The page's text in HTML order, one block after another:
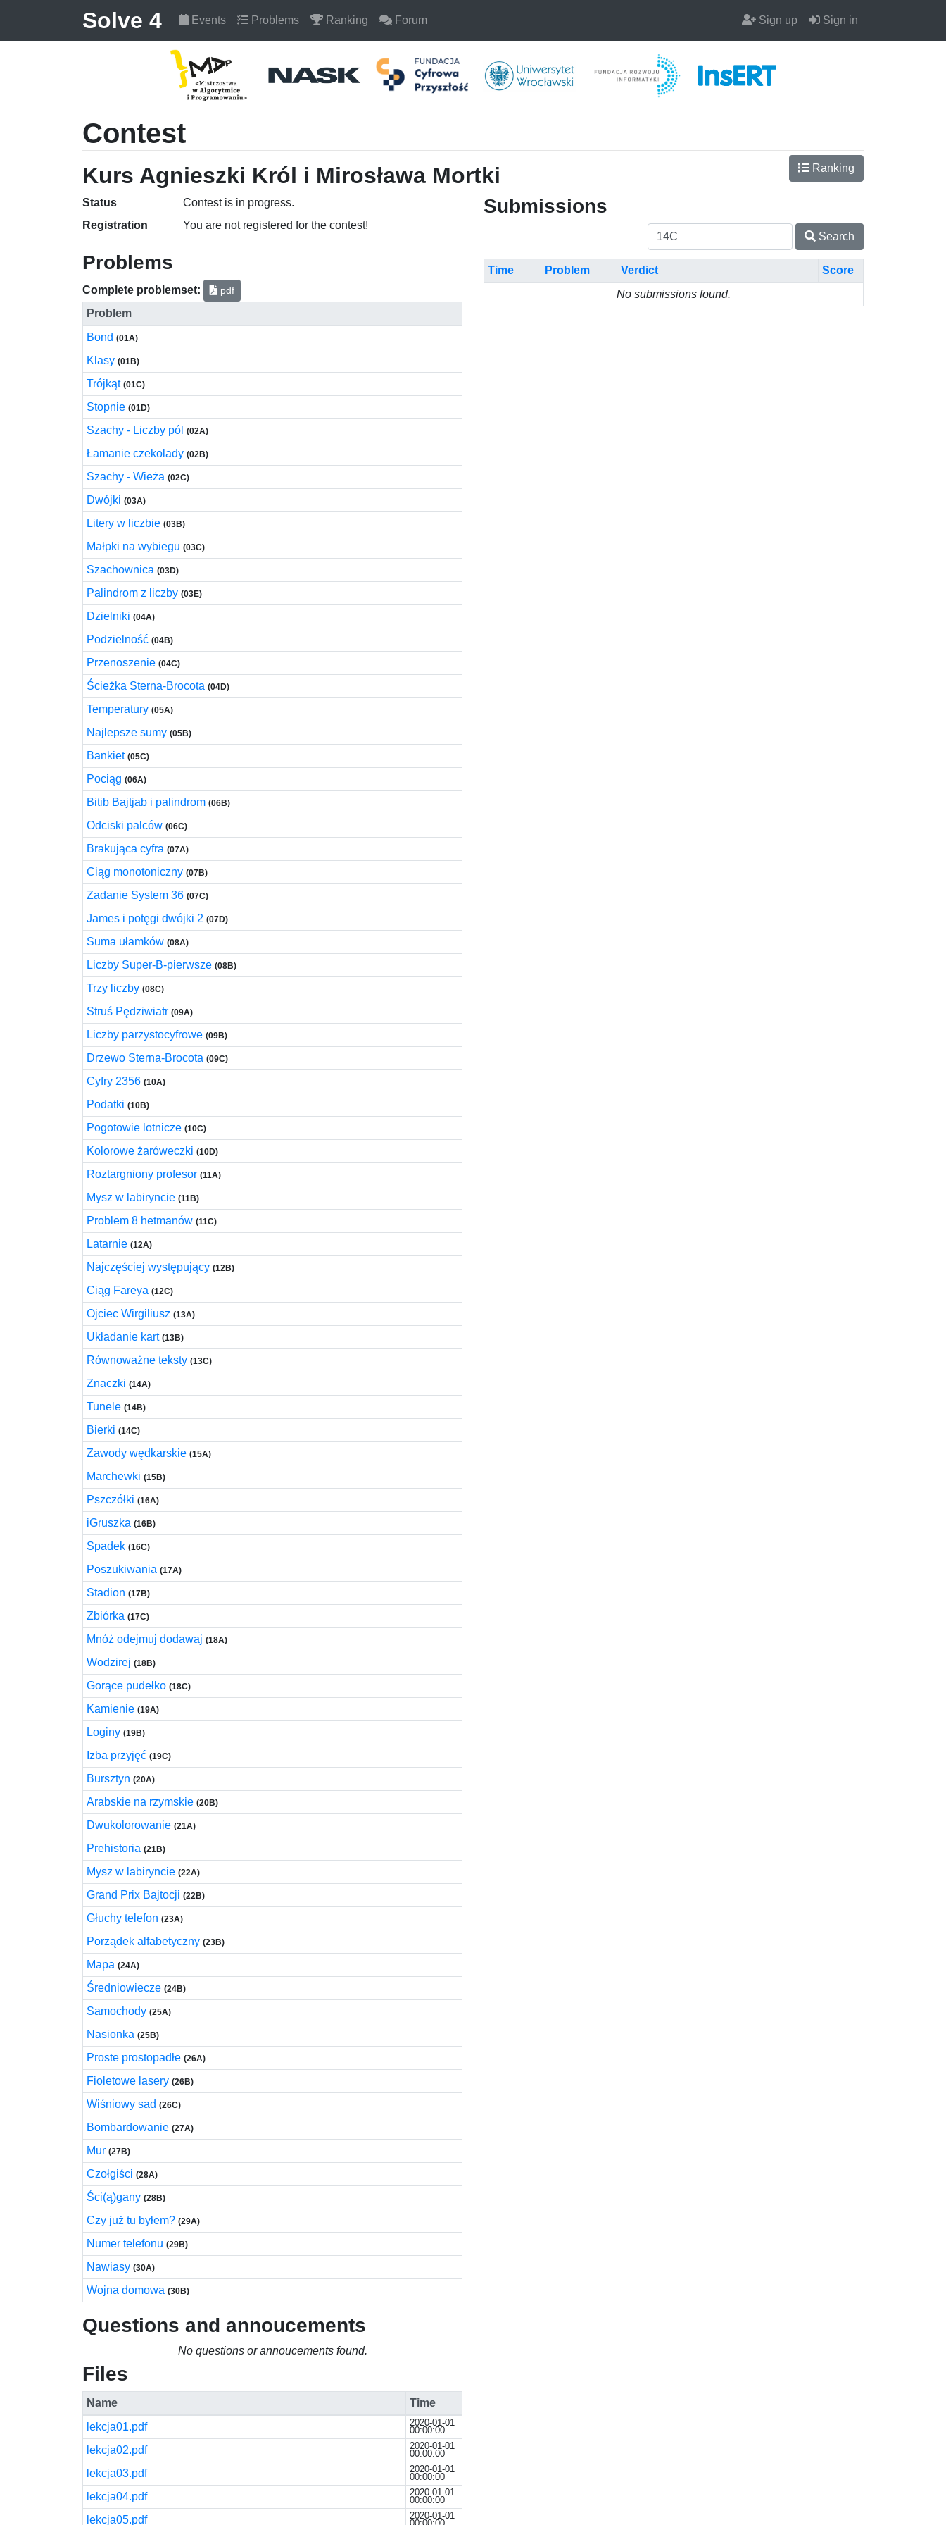
Solve 4 Events Problems Ranking Forum Sign up Sign in
Contest
Kurs Agnieszki Król i Mirosława Mortki Ranking
Status
Contest is in progress.
Registration
You are not registered for the contest!
Problems
Complete problemset: pdf
Problem
Bond (01A)
Klasy (01B)
Trójkąt (01C)
Stopnie (01D)
Szachy - Liczby pól (02A)
Łamanie czekolady (02B)
Szachy - Wieża (02C)
Dwójki (03A)
Litery w liczbie (03B)
Małpki na wybiegu (03C)
Szachownica (03D)
Palindrom z liczby (03E)
Dzielniki (04A)
Podzielność (04B)
Przenoszenie (04C)
Ścieżka Sterna-Brocota (04D)
Temperatury (05A)
Najlepsze sumy (05B)
Bankiet (05C)
Pociąg (06A)
Bitib Bajtjab i palindrom (06B)
Odciski palców (06C)
Brakująca cyfra (07A)
Ciąg monotoniczny (07B)
Zadanie System 36 (07C)
James i potęgi dwójki 2 (07D)
Suma ułamków (08A)
Liczby Super-B-pierwsze (08B)
Trzy liczby (08C)
Struś Pędziwiatr (09A)
Liczby parzystocyfrowe (09B)
Drzewo Sterna-Brocota (09C)
Cyfry 2356 (10A)
Podatki (10B)
Pogotowie lotnicze (10C)
Kolorowe żaróweczki (10D)
Roztargniony profesor (11A)
Mysz w labiryncie (11B)
Problem 8 hetmanów (11C)
Latarnie (12A)
Najczęściej występujący (12B)
Ciąg Fareya (12C)
Ojciec Wirgiliusz (13A)
Układanie kart (13B)
Równoważne teksty (13C)
Znaczki (14A)
Tunele (14B)
Bierki (14C)
Zawody wędkarskie (15A)
Marchewki (15B)
Pszczółki (16A)
iGruszka (16B)
Spadek (16C)
Poszukiwania (17A)
Stadion (17B)
Zbiórka (17C)
Mnóż odejmuj dodawaj (18A)
Wodzirej (18B)
Gorące pudełko (18C)
Kamienie (19A)
Loginy (19B)
Izba przyjęć (19C)
Bursztyn (20A)
Arabskie na rzymskie (20B)
Dwukolorowanie (21A)
Prehistoria (21B)
Mysz w labiryncie (22A)
Grand Prix Bajtocji (22B)
Głuchy telefon (23A)
Porządek alfabetyczny (23B)
Mapa (24A)
Średniowiecze (24B)
Samochody (25A)
Nasionka (25B)
Proste prostopadłe (26A)
Fioletowe lasery (26B)
Wiśniowy sad (26C)
Bombardowanie (27A)
Mur (27B)
Czołgiści (28A)
Ści(ą)gany (28B)
Czy już tu byłem? (29A)
Numer telefonu (29B)
Nawiasy (30A)
Wojna domowa (30B)
Questions and annoucements
No questions or annoucements found.
Files
Name
Time
lekcja01.pdf
2020-01-01
00:00:00
lekcja02.pdf 2020-01-01
00:00:00
lekcja03.pdf 2020-01-01
00:00:00
lekcja04.pdf 2020-01-01
00:00:00
lekcja05.pdf 2020-01-01
Submissions
Search
Time Problem Verdict
Score
No submissions found.